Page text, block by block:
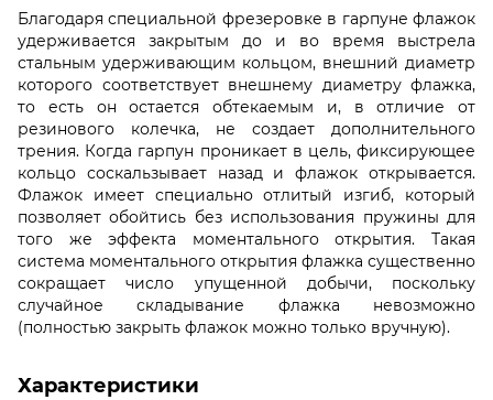
Благодаря специальной фрезеровке в гарпуне флажок
удерживается закрытым до и во время выстрела
стальным удерживающим кольцом, внешний диаметр
которого соответствует внешнему диаметру флажка,
то есть он остается обтекаемым и, в отличие от
резинового колечка, не создает дополнительного
трения. Когда гарпун проникает в цель, фиксирующее
кольцо соскальзывает назад и флажок открывается.
Флажок имеет специально отлитый изгиб, который
позволяет обойтись без использования пружины для
того же эффекта моментального открытия. Такая
система моментального открытия флажка существенно
сокращает число упущенной добычи, поскольку
случайное складывание флажка невозможно
(полностью закрыть флажок можно только вручную).
Характеристики